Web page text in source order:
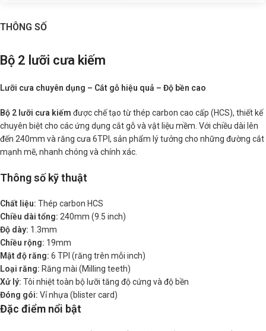
THÔNG SỐ
Bộ 2 lưỡi cưa kiếm
Lưỡi cưa chuyên dụng – Cắt gỗ hiệu quả – Độ bền cao
Bộ 2 lưỡi cưa kiếm được chế tạo từ thép carbon cao cấp (HCS), thiết kế
chuyên biệt cho các ứng dụng cắt gỗ và vật liệu mềm. Với chiều dài lên
đến 240mm và răng cưa 6TPI, sản phẩm lý tưởng cho những đường cắt
mạnh mẽ, nhanh chóng và chính xác.
Thông số kỹ thuật
Chất liệu: Thép carbon HCS
Chiều dài tổng: 240mm (9.5 inch)
Độ dày: 1.3mm
Chiều rộng: 19mm
Mật độ răng: 6 TPI (răng trên mỗi inch)
Loại răng: Răng mài (Milling teeth)
Xử lý: Tôi nhiệt toàn bộ lưỡi tăng độ cứng và độ bền
Đóng gói: Vỉ nhựa (blister card)
Đặc điểm nổi bật